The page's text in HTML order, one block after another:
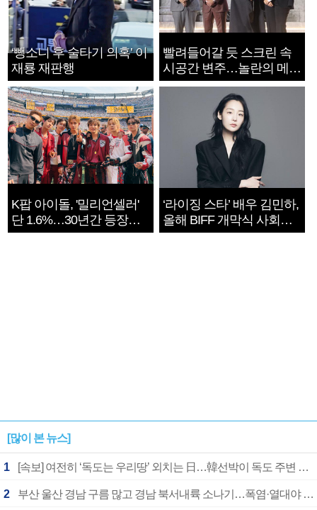
‘뺑소니 후 술타기 의혹’ 이
재룡 재판행
빨려들어갈 듯 스크린 속
시공간 변주…놀란의 메시
지는 ‘전쟁 속죄’
K팝 아이돌, '밀리언셀러'
단 1.6%…30년간 등장
1182개팀 전수조사
‘라이징 스타’ 배우 김민하,
올해 BIFF 개막식 사회자
확정
[많이 본 뉴스]
1 [속보] 여전히 ‘독도는 우리땅’ 외치는 日…韓선박이 독도 주변 해양조사 활동하자 반발
2 부산 울산 경남 구름 많고 경남 북서내륙 소나기…폭염·열대야 계속